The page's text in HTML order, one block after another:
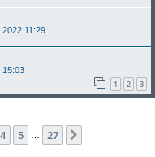
11:29
15:03
1 2 3
4 5 27